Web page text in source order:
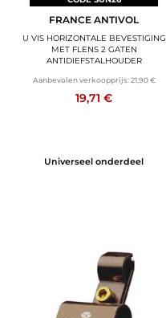
FRANCE ANTIVOL
U VIS HORIZONTALE BEVESTIGING
MET FLENS 2 GATEN
ANTIDIEFSTALHOUDER
Aanbevolen verkoopprijs: 21,90 €
19,71 €
Universeel onderdeel